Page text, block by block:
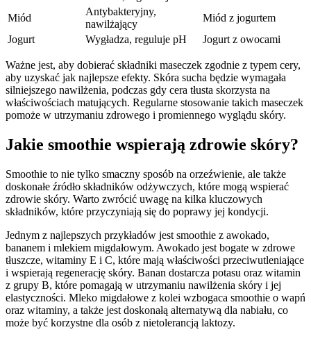
Miód
Antybakteryjny,
nawilżający
Miód z jogurtem
Jogurt
Wygładza, reguluje pH Jogurt z owocami
Ważne jest, aby dobierać składniki maseczek zgodnie z typem cery,
aby uzyskać jak najlepsze efekty. Skóra sucha będzie wymagała
silniejszego nawilżenia, podczas gdy cera tłusta skorzysta na
właściwościach matujących. Regularne stosowanie takich maseczek
pomoże w utrzymaniu zdrowego i promiennego wyglądu skóry.
Jakie smoothie wspierają zdrowie skóry?
Smoothie to nie tylko smaczny sposób na orzeźwienie, ale także
doskonałe źródło składników odżywczych, które mogą wspierać
zdrowie skóry. Warto zwrócić uwagę na kilka kluczowych
składników, które przyczyniają się do poprawy jej kondycji.
Jednym z najlepszych przykładów jest smoothie z awokado,
bananem i mlekiem migdałowym. Awokado jest bogate w zdrowe
tłuszcze, witaminy E i C, które mają właściwości przeciwutleniające
i wspierają regenerację skóry. Banan dostarcza potasu oraz witamin
z grupy B, które pomagają w utrzymaniu nawilżenia skóry i jej
elastyczności. Mleko migdałowe z kolei wzbogaca smoothie o wapń
oraz witaminy, a także jest doskonałą alternatywą dla nabiału, co
może być korzystne dla osób z nietolerancją laktozy.